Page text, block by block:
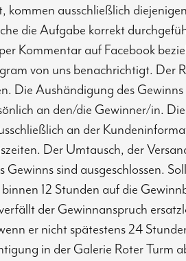
kommen ausschließlich
die Aufgabe korrekt
Kommentar auf Facebook
von uns benachrichtigt. Der
Die Aushändigung des
an den/die Gewinner/in.
an der
Der Umtausch, der
Gewinns sind ausgeschlossen.
12 Stunden auf die
der Gewinnanspruch
er nicht spätestens 24
in der Galerie Roter Turm